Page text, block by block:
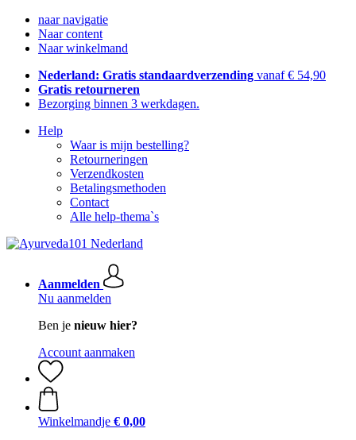
naar navigatie
Naar content
Naar winkelmand
Nederland: Gratis standaardverzending vanaf € 54,90
Gratis retourneren
Bezorging binnen 3 werkdagen.
Help
Waar is mijn bestelling?
Retourneringen
Verzendkosten
Betalingsmethoden
Contact
Alle help-thema`s
Aanmelden
Nu aanmelden
Ben je nieuw hier?
Account aanmaken
Winkelmandje € 0,00